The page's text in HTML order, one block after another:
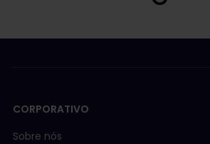
CORPORATIVO
Sobre nós